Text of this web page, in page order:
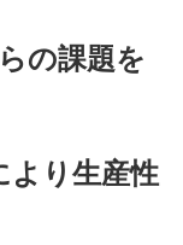
の課題を
より生産性